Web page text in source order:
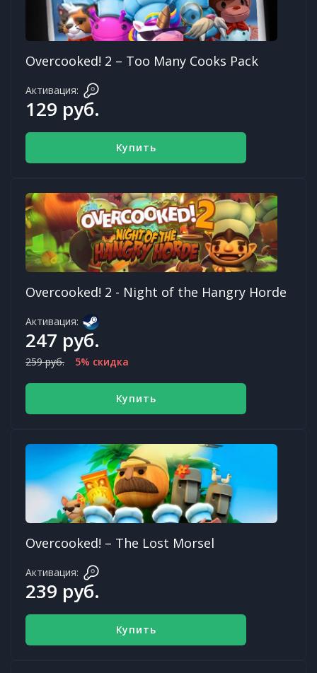
Overcooked! 2 – Too Many Cooks Pack
Активация:
129 руб.
Купить
Overcooked! 2 - Night of the Hangry Horde
Активация:
247 руб.
259 руб. 5% скидка
Купить
Overcooked! – The Lost Morsel
Активация:
239 руб.
Купить